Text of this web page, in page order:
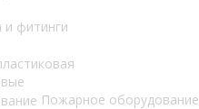
и фитинги
Пожарное оборудование